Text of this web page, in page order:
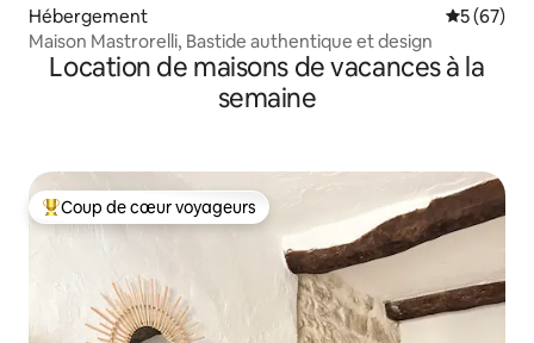
Hébergement
5 (67)
Maison Mastrorelli, Bastide authentique et design
Location de maisons de vacances à la
semaine
Coups de cœur voyageurs les plus appréciés
Coup de cœur voyageurs